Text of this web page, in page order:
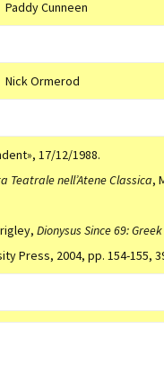
Paddy Cunneen
Nick Ormerod
17/12/1988.
Teatrale nell’Atene Classica,
Dionysus Since 69:
Press, 2004, pp. 154-155,